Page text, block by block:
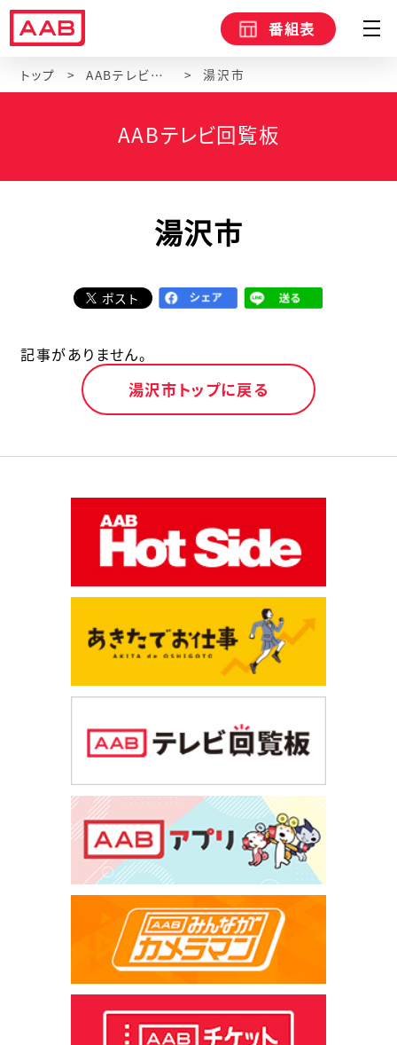
番組表
トップ AABテレビ回覧板 湯沢市
AABテレビ回覧板
湯沢市
ポスト
記事がありません。
湯沢市トップに戻る